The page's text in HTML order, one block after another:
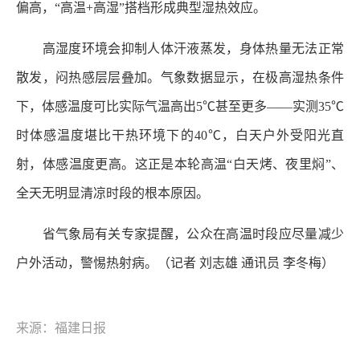
偏高，“高温+高湿”搭档形成典型湿热效应。
高湿度环境会抑制人体汗液蒸发，身体热量无法正常
散发，闷热感层层叠加。气象数据显示，在极高湿热条件
下，体感温度可比实际气温高出5℃甚至更多——实测35℃
时体感温度堪比干热环境下的40℃，白天户外受阳光直
射，体感温度更高。这正是本轮高温“白天烤、夜里焖”、
全天无明显清凉时段的根本原因。
省气象局有关专家提醒，公众在高温时段应尽量减少
户外活动，警惕热射病。（记者 刘志雄 通讯员 李冬梅）
来源：福建日报